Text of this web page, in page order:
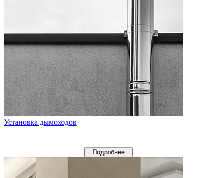
Установка дымоходов
Подробнее